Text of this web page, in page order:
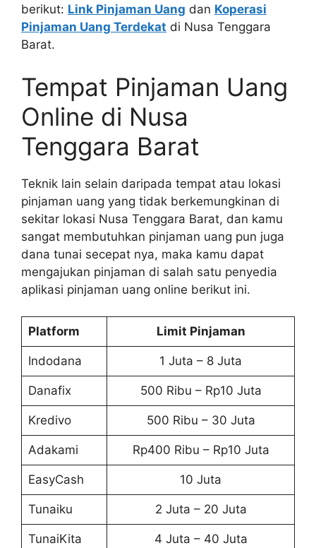
berikut: Link Pinjaman Uang dan Koperasi
Pinjaman Uang Terdekat di Nusa Tenggara
Barat.
Tempat Pinjaman Uang
Online di Nusa
Tenggara Barat
Teknik lain selain daripada tempat atau lokasi
pinjaman uang yang tidak berkemungkinan di
sekitar lokasi Nusa Tenggara Barat, dan kamu
sangat membutuhkan pinjaman uang pun juga
dana tunai secepat nya, maka kamu dapat
mengajukan pinjaman di salah satu penyedia
aplikasi pinjaman uang online berikut ini.
Platform Limit Pinjaman
Indodana 1 Juta – 8 Juta
Danafix 500 Ribu – Rp10 Juta
Kredivo 500 Ribu – 30 Juta
Adakami Rp400 Ribu – Rp10 Juta
EasyCash 10 Juta
Tunaiku 2 Juta – 20 Juta
TunaiKita 4 Juta – 40 Juta